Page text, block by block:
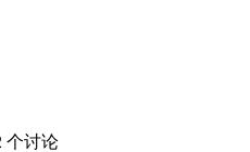
个讨论